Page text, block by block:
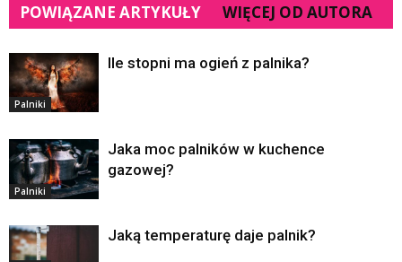
POWIĄZANE ARTYKUŁY WIĘCEJ OD AUTORA
Palniki
Ile stopni ma ogień z palnika?
Palniki
Jaka moc palników w kuchence
gazowej?
Jaką temperaturę daje palnik?